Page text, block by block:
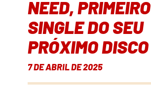
NEED, PRIMEIRO
SINGLE DO SEU
PRÓXIMO DISCO
7 DE ABRIL DE 2025